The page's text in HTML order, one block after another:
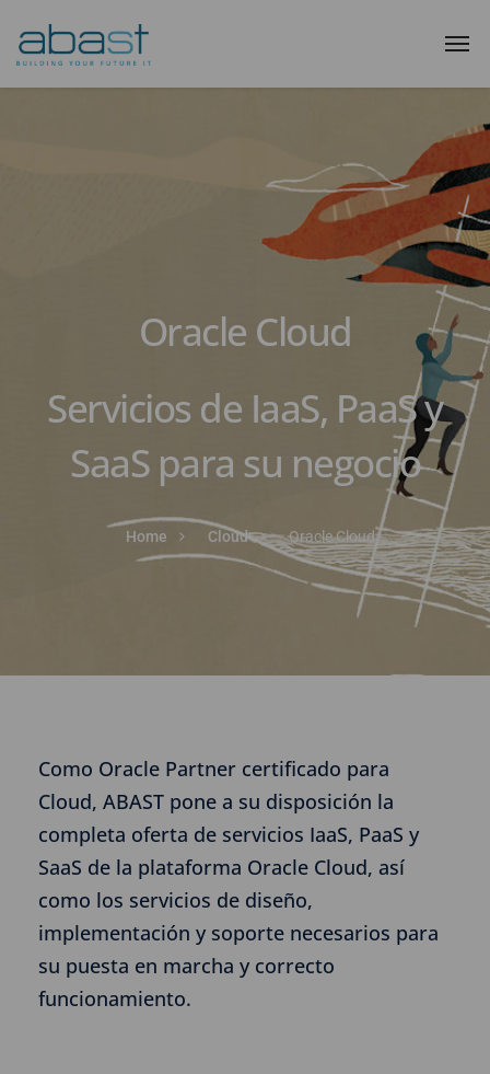
Oracle Cloud
Servicios de IaaS, PaaS y
SaaS para su negocio
Home Cloud Oracle Cloud
Como Oracle Partner certificado para
Cloud, ABAST pone a su disposición la
completa oferta de servicios IaaS, PaaS y
SaaS de la plataforma Oracle Cloud, así
como los servicios de diseño,
implementación y soporte necesarios para
su puesta en marcha y correcto
funcionamiento.